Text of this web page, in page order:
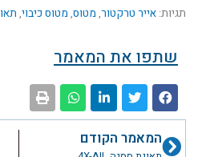
תגיות: אייר טרקטור, מטוס, מטוס כיבוי,
שתפו את המאמר
קודםהמאמר הקודם